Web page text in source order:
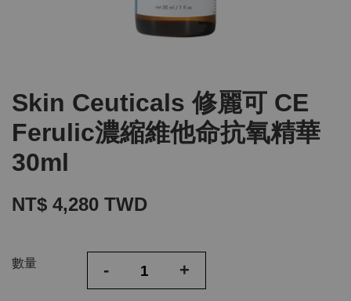
Skin Ceuticals 修麗可 CE
Ferulic濃縮維他命抗氧精華
30ml
NT$ 4,280 TWD
數量 - +